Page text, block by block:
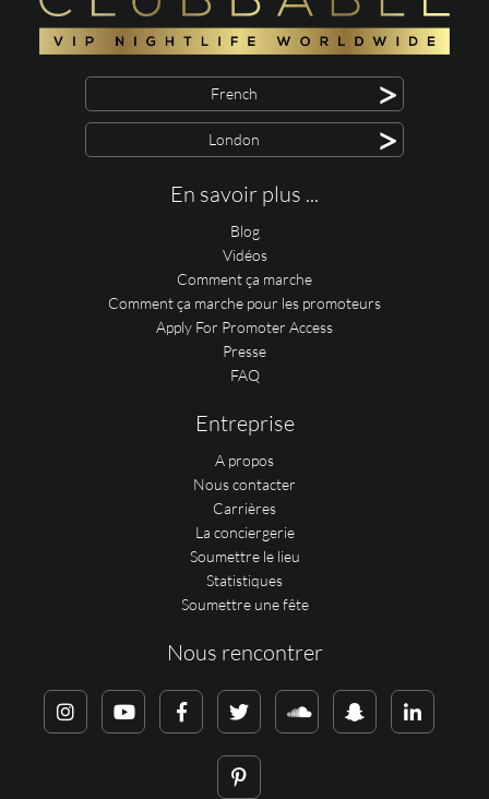
French >
London >
En savoir plus ...
Blog
Vidéos
Comment ça marche
Comment ça marche pour les promoteurs
Apply For Promoter Access
Presse
FAQ
Entreprise
A propos
Nous contacter
Carrières
La conciergerie
Soumettre le lieu
Statistiques
Soumettre une fête
Nous rencontrer